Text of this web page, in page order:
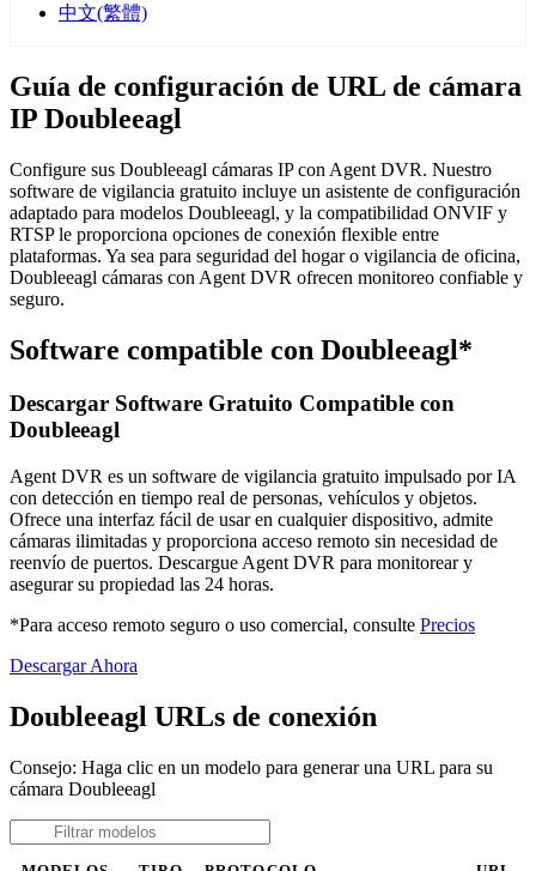
中文(繁體)
Guía de configuración de URL de cámara
IP Doubleeagl
Configure sus Doubleeagl cámaras IP con Agent DVR. Nuestro
software de vigilancia gratuito incluye un asistente de configuración
adaptado para modelos Doubleeagl, y la compatibilidad ONVIF y
RTSP le proporciona opciones de conexión flexible entre
plataformas. Ya sea para seguridad del hogar o vigilancia de oficina,
Doubleeagl cámaras con Agent DVR ofrecen monitoreo confiable y
seguro.
Software compatible con Doubleeagl*
Descargar Software Gratuito Compatible con
Doubleeagl
Agent DVR es un software de vigilancia gratuito impulsado por IA
con detección en tiempo real de personas, vehículos y objetos.
Ofrece una interfaz fácil de usar en cualquier dispositivo, admite
cámaras ilimitadas y proporciona acceso remoto sin necesidad de
reenvío de puertos. Descargue Agent DVR para monitorear y
asegurar su propiedad las 24 horas.
*Para acceso remoto seguro o uso comercial, consulte Precios
Descargar Ahora
Doubleeagl URLs de conexión
Consejo: Haga clic en un modelo para generar una URL para su
cámara Doubleeagl